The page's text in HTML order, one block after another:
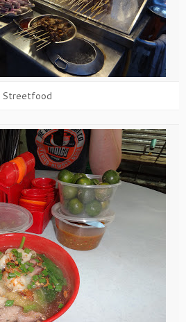
Streetfood